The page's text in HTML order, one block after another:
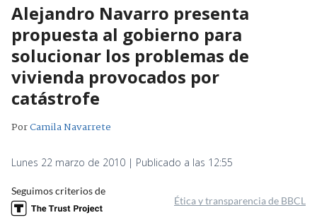
Alejandro Navarro presenta
propuesta al gobierno para
solucionar los problemas de
vivienda provocados por
catástrofe
PorCamila Navarrete
Lunes 22 marzo de 2010 | Publicado a las 12:55
Seguimos criterios de
Ética y transparencia de BBCL